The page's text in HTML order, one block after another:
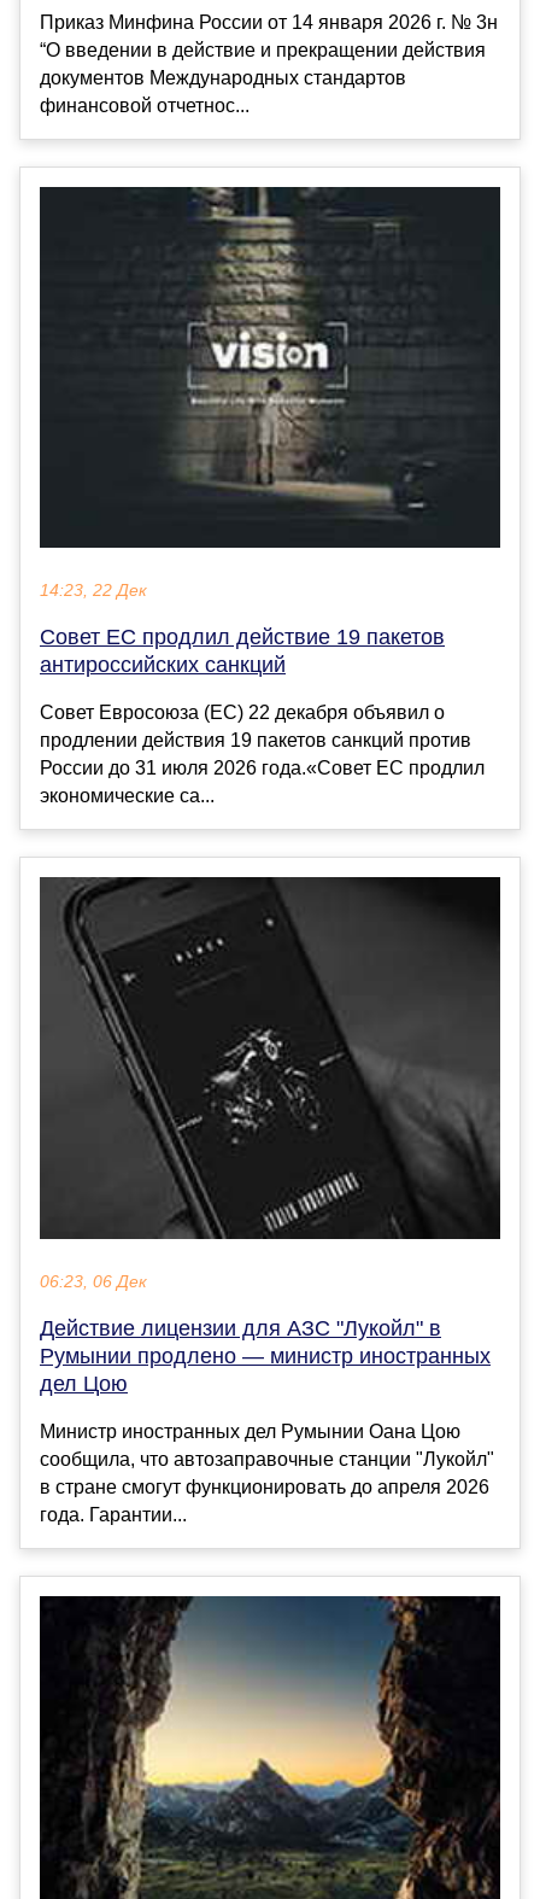
Приказ Минфина России от 14 января 2026 г. № 3н
“О введении в действие и прекращении действия
документов Международных стандартов
финансовой отчетнос...
14:23, 22 Дек
Совет ЕС продлил действие 19 пакетов
антироссийских санкций
Совет Евросоюза (ЕС) 22 декабря объявил о
продлении действия 19 пакетов санкций против
России до 31 июля 2026 года.«Совет ЕС продлил
экономические са...
06:23, 06 Дек
Действие лицензии для АЗС "Лукойл" в
Румынии продлено — министр иностранных
дел Цою
Министр иностранных дел Румынии Оана Цою
сообщила, что автозаправочные станции "Лукойл"
в стране смогут функционировать до апреля 2026
года. Гарантии...